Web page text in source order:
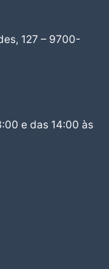
127 – 9700-
e das 14:00 às